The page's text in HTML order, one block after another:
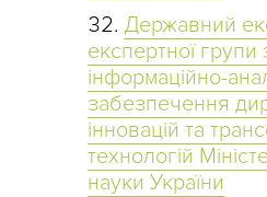
Державний
експертної групи
інформаційно-
забезпечення
інновацій та
технологій
науки України